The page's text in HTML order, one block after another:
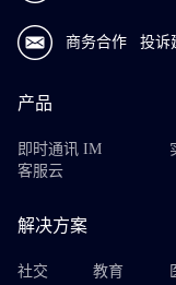
商务合作 投诉
产品
即时通讯 IM
客服云
解决方案
社交 教育